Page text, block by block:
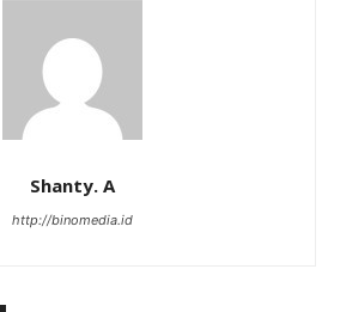
Shanty. A
http://binomedia.id